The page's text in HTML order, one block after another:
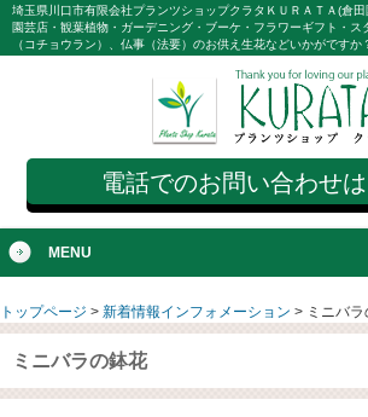
埼玉県川口市有限会社プランツショップクラタＫＵＲＡＴＡ(倉
園芸店・観葉植物・ガーデニング・ブーケ・フラワーギフト・ス
（コチョウラン）、仏事（法要）のお供え生花などいかがですか
電話でのお問い合わせ
MENU
トップページ > 新着情報インフォメーション > ミニバ
ミニバラの鉢花